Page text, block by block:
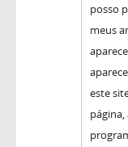
posso
meus
este